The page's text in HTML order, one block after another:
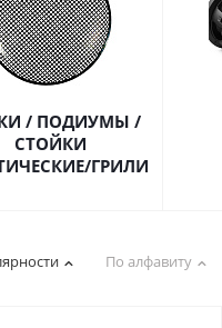
/ ПОДИУМЫ /
СТОЙКИ
ГРИЛИ
По алфавиту